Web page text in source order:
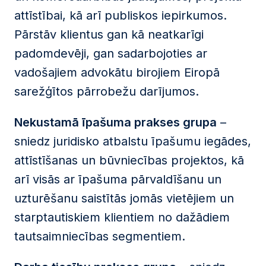
attīstībai, kā arī publiskos iepirkumos.
Pārstāv klientus gan kā neatkarīgi
padomdevēji, gan sadarbojoties ar
vadošajiem advokātu birojiem Eiropā
sarežģītos pārrobežu darījumos.
Nekustamā īpašuma prakses grupa –
sniedz juridisko atbalstu īpašumu iegādes,
attīstīšanas un būvniecības projektos, kā
arī visās ar īpašuma pārvaldīšanu un
uzturēšanu saistītās jomās vietējiem un
starptautiskiem klientiem no dažādiem
tautsaimniecības segmentiem.